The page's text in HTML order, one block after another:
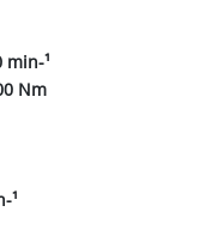
min-¹
Nm
¹